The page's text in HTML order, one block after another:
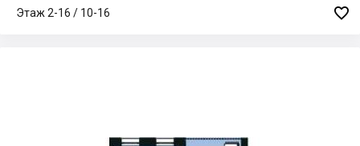
Этаж 2-16 / 10-16 